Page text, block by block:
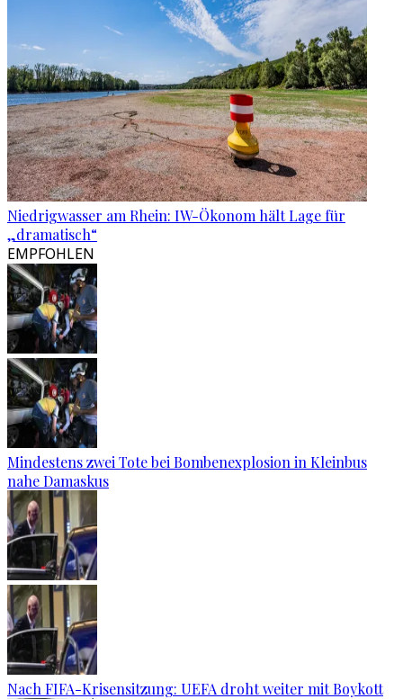
Niedrigwasser am Rhein: IW-Ökonom hält Lage für
„dramatisch“
EMPFOHLEN
Mindestens zwei Tote bei Bombenexplosion in Kleinbus
nahe Damaskus
Nach FIFA-Krisensitzung: UEFA droht weiter mit Boykott